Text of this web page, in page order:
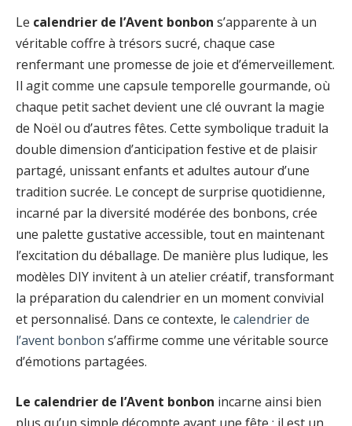
Le calendrier de l’Avent bonbon s’apparente à un
véritable coffre à trésors sucré, chaque case
renfermant une promesse de joie et d’émerveillement.
Il agit comme une capsule temporelle gourmande, où
chaque petit sachet devient une clé ouvrant la magie
de Noël ou d’autres fêtes. Cette symbolique traduit la
double dimension d’anticipation festive et de plaisir
partagé, unissant enfants et adultes autour d’une
tradition sucrée. Le concept de surprise quotidienne,
incarné par la diversité modérée des bonbons, crée
une palette gustative accessible, tout en maintenant
l’excitation du déballage. De manière plus ludique, les
modèles DIY invitent à un atelier créatif, transformant
la préparation du calendrier en un moment convivial
et personnalisé. Dans ce contexte, le calendrier de
l’avent bonbon s’affirme comme une véritable source
d’émotions partagées.
Le calendrier de l’Avent bonbon incarne ainsi bien